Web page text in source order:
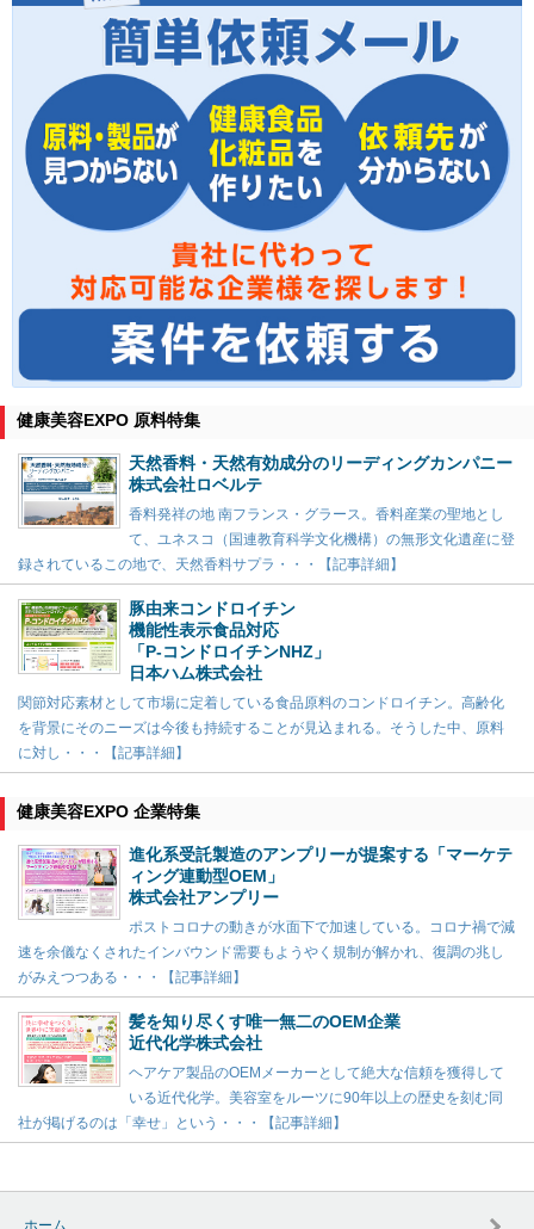
健康美容EXPO 原料特集
天然香料・天然有効成分のリーディングカンパニー
株式会社ロベルテ
香料発祥の地 南フランス・グラース。香料産業の聖地とし
て、ユネスコ（国連教育科学文化機構）の無形文化遺産に登
録されているこの地で、天然香料サプラ・・・【記事詳細】
豚由来コンドロイチン
機能性表示食品対応
「P-コンドロイチンNHZ」
日本ハム株式会社
関節対応素材として市場に定着している食品原料のコンドロイチン。高齢化
を背景にそのニーズは今後も持続することが見込まれる。そうした中、原料
に対し・・・【記事詳細】
健康美容EXPO 企業特集
進化系受託製造のアンプリーが提案する「マーケテ
ィング連動型OEM」
株式会社アンプリー
ポストコロナの動きが水面下で加速している。コロナ禍で減
速を余儀なくされたインバウンド需要もようやく規制が解かれ、復調の兆し
がみえつつある・・・【記事詳細】
髪を知り尽くす唯一無二のOEM企業
近代化学株式会社
ヘアケア製品のOEMメーカーとして絶大な信頼を獲得して
いる近代化学。美容室をルーツに90年以上の歴史を刻む同
社が掲げるのは「幸せ」という・・・【記事詳細】
ホーム